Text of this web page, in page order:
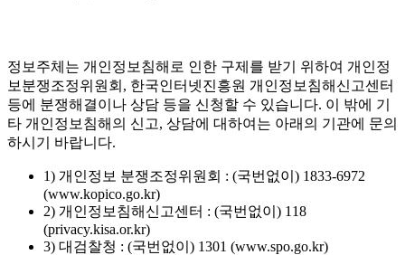
정보주체는 개인정보침해로 인한 구제를 받기 위하여 개인정
보분쟁조정위원회, 한국인터넷진흥원 개인정보침해신고센터
등에 분쟁해결이나 상담 등을 신청할 수 있습니다. 이 밖에 기
타 개인정보침해의 신고, 상담에 대하여는 아래의 기관에 문의
하시기 바랍니다.
1) 개인정보 분쟁조정위원회 : (국번없이) 1833-6972
(www.kopico.go.kr)
2) 개인정보침해신고센터 : (국번없이) 118
(privacy.kisa.or.kr)
3) 대검찰청 : (국번없이) 1301 (www.spo.go.kr)